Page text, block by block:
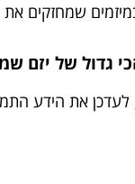
שמחזקים את
גדול של יזם
את הידע